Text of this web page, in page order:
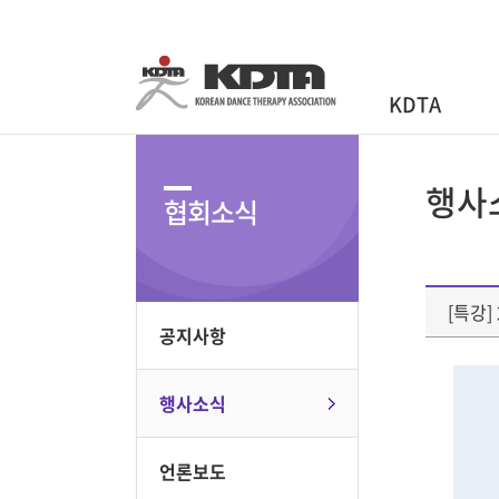
KDTA
협회소식
공지사항
행사소식
언론보도
행사
[특강]